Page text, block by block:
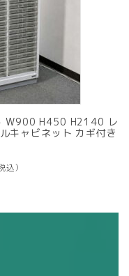
W900 H450 H2140 レ
キャビネット カギ付き
込）